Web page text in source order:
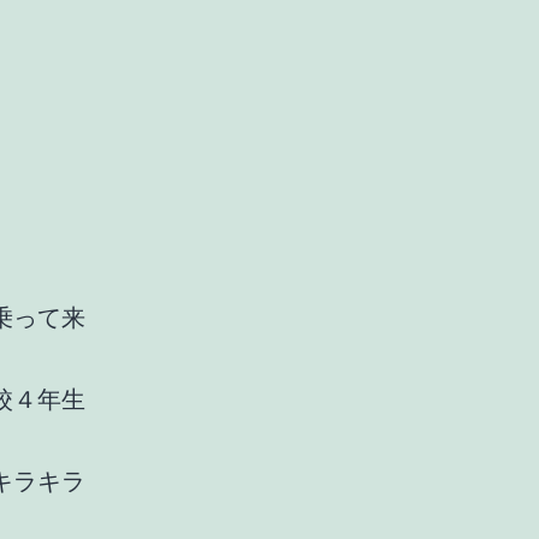
って来
４年生
ラキラ